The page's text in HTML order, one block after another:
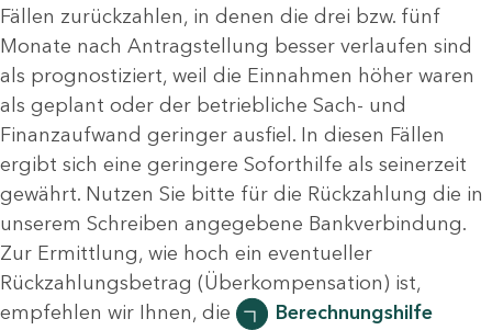
Fällen zurückzahlen, in denen die drei bzw. fünf
Monate nach Antragstellung besser verlaufen sind
als prognostiziert, weil die Einnahmen höher waren
als geplant oder der betriebliche Sach- und
Finanzaufwand geringer ausfiel. In diesen Fällen
ergibt sich eine geringere Soforthilfe als seinerzeit
gewährt. Nutzen Sie bitte für die Rückzahlung die in
unserem Schreiben angegebene Bankverbindung.
Zur Ermittlung, wie hoch ein eventueller
Rückzahlungsbetrag (Überkompensation) ist,
empfehlen wir Ihnen, die
Berechnungshilfe